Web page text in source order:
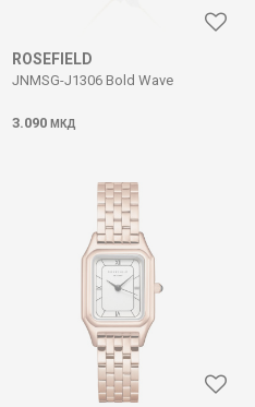
ROSEFIELD
JNMSG-J1306 Bold Wave
3.090 МКД